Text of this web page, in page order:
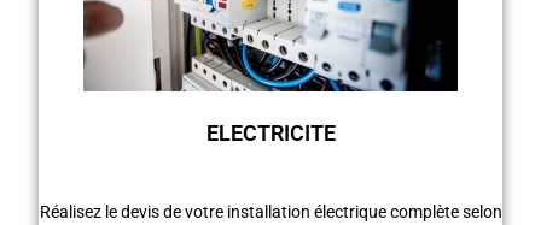
ELECTRICITE
Réalisez le devis de votre installation électrique complète selon